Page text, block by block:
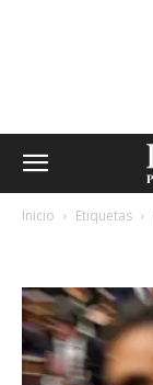
Inicio Etiquetas